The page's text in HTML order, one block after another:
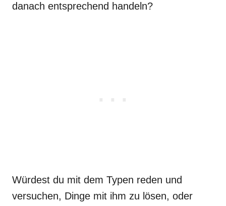
danach entsprechend handeln?
Würdest du mit dem Typen reden und
versuchen, Dinge mit ihm zu lösen, oder